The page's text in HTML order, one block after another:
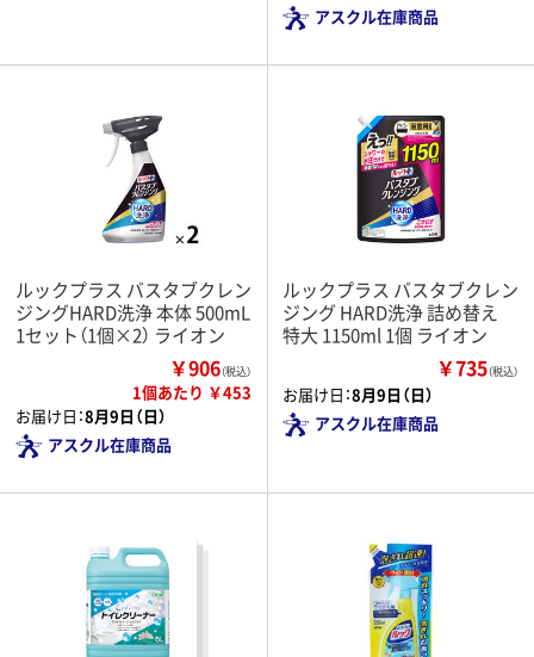
アスクル在庫商品
ルックプラス バスタブクレン
ジングHARD洗浄 本体 500mL
1セット（1個×2） ライオン
￥906（税込）
1個あたり ￥453
お届け日：8月9日（日）
アスクル在庫商品
ルックプラス バスタブクレン
ジング HARD洗浄 詰め替え
特大 1150ml 1個 ライオン
￥735（税込）
お届け日：8月9日（日）
アスクル在庫商品